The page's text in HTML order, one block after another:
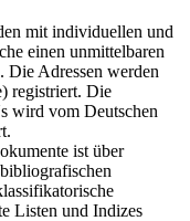
mit individuellen und
einen unmittelbaren
Die Adressen werden
registriert. Die
wird vom Deutschen
ist über
Listen und Indizes